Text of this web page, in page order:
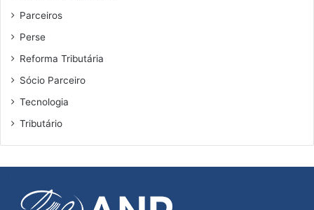
Parceiros
Perse
Reforma Tributária
Sócio Parceiro
Tecnologia
Tributário